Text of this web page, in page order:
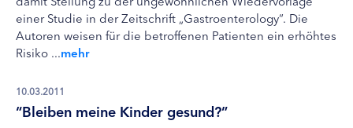
einer Studie in der Zeitschrift „Gastroenterology“. Die
Autoren weisen für die betroffenen Patienten ein erhöhtes
Risiko ...mehr
10.03.2011
“Bleiben meine Kinder gesund?”